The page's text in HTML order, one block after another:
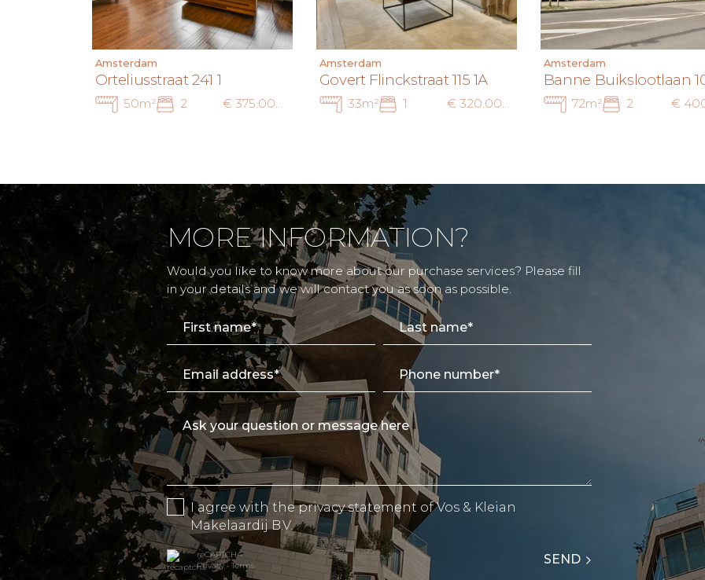
Amsterdam
Orteliusstraat 241 1
50m² 2 € 375.000 k.k.
Amsterdam
Govert Flinckstraat 115 1A
33m² 1 € 320.000 k.k.
Amsterdam
Banne Buikslootlaan
72m² 2
MORE INFORMATION?
Would you like to know more about our purchase services? Please fill
in your details and we will contact you as soon as possible.
I agree with theprivacy statement of Vos & Kleian
Makelaardij B.V.
reCAPTCHA
Privacy• Terms SEND